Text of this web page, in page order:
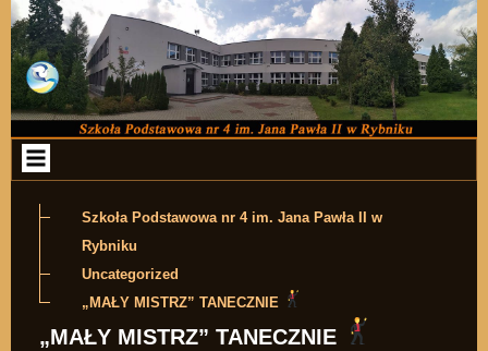
Przejdź do zawartości
Szkoła Podstawowa nr 4 im. Jana Pawła II w
Rybniku
Uncategorized
„MAŁY MISTRZ” TANECZNIE
„MAŁY MISTRZ” TANECZNIE